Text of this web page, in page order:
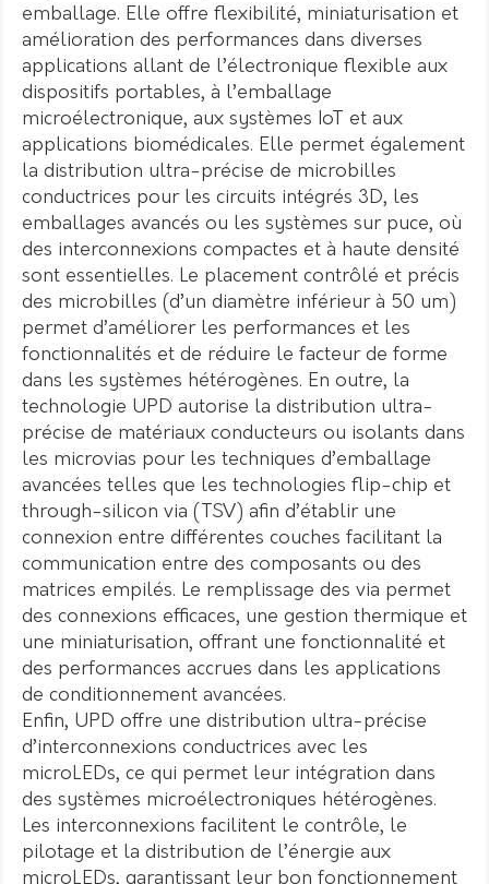
emballage. Elle offre flexibilité, miniaturisation et
amélioration des performances dans diverses
applications allant de l’électronique flexible aux
dispositifs portables, à l’emballage
microélectronique, aux systèmes IoT et aux
applications biomédicales. Elle permet également
la distribution ultra-précise de microbilles
conductrices pour les circuits intégrés 3D, les
emballages avancés ou les systèmes sur puce, où
des interconnexions compactes et à haute densité
sont essentielles. Le placement contrôlé et précis
des microbilles (d’un diamètre inférieur à 50 um)
permet d’améliorer les performances et les
fonctionnalités et de réduire le facteur de forme
dans les systèmes hétérogènes. En outre, la
technologie UPD autorise la distribution ultra-
précise de matériaux conducteurs ou isolants dans
les microvias pour les techniques d’emballage
avancées telles que les technologies flip-chip et
through-silicon via (TSV) afin d’établir une
connexion entre différentes couches facilitant la
communication entre des composants ou des
matrices empilés. Le remplissage des via permet
des connexions efficaces, une gestion thermique et
une miniaturisation, offrant une fonctionnalité et
des performances accrues dans les applications
de conditionnement avancées.
Enfin, UPD offre une distribution ultra-précise
d’interconnexions conductrices avec les
microLEDs, ce qui permet leur intégration dans
des systèmes microélectroniques hétérogènes.
Les interconnexions facilitent le contrôle, le
pilotage et la distribution de l’énergie aux
microLEDs, garantissant leur bon fonctionnement